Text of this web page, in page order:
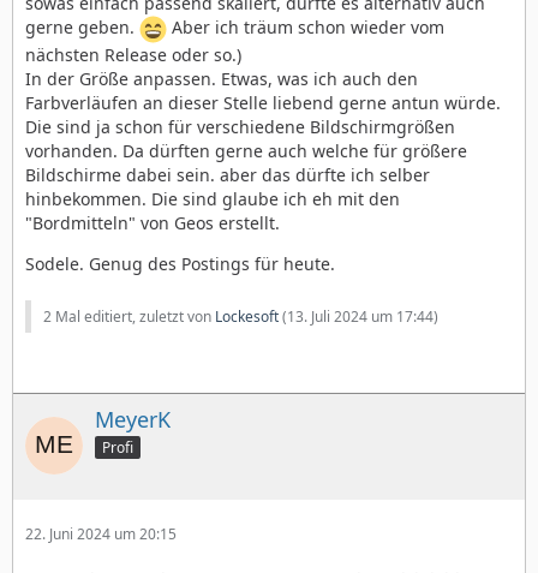
gerne geben.
Aber ich träum schon wieder vom
nächsten Release oder so.)
In der Größe anpassen. Etwas, was ich auch den
Farbverläufen an dieser Stelle liebend gerne antun würde.
Die sind ja schon für verschiedene Bildschirmgrößen
vorhanden. Da dürften gerne auch welche für größere
Bildschirme dabei sein. aber das dürfte ich selber
hinbekommen. Die sind glaube ich eh mit den
"Bordmitteln" von Geos erstellt.
Sodele. Genug des Postings für heute.
2 Mal editiert, zuletzt von Lockesoft(13. Juli 2024 um 17:44)
MeyerK
Profi
22. Juni 2024 um 20:15